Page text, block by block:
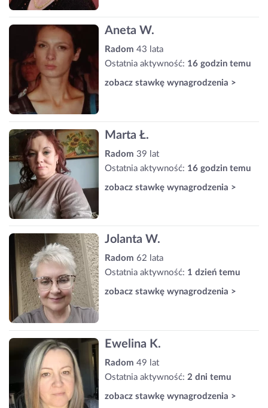
Aneta W.
Radom 43 lata
Ostatnia aktywność: 16 godzin temu
zobacz stawkę wynagrodzenia >
Marta Ł.
Radom 39 lat
Ostatnia aktywność: 16 godzin temu
zobacz stawkę wynagrodzenia >
Jolanta W.
Radom 62 lata
Ostatnia aktywność: 1 dzień temu
zobacz stawkę wynagrodzenia >
Ewelina K.
Radom 49 lat
Ostatnia aktywność: 2 dni temu
zobacz stawkę wynagrodzenia >